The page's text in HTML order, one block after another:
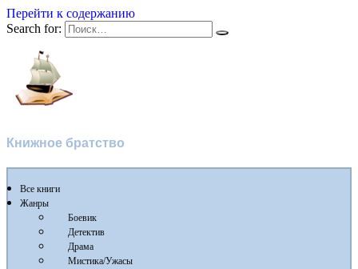
Перейти к содержанию
Search for:
Книжное братство
Все книги
Жанры
Боевик
Детектив
Драма
Мистика/Ужасы